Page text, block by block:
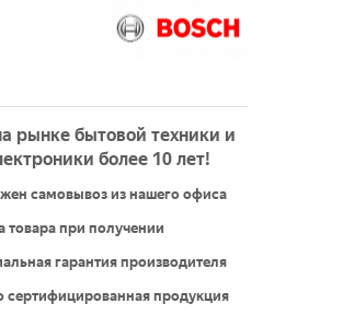
рынке бытовой техники и
более 10 лет!
самовывоз из нашего офиса
товара при получении
гарантия производителя
сертифицированная продукция